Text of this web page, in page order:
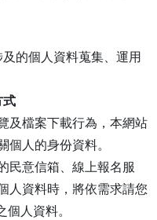
的個人資料蒐集、運用
式
及檔案下載行為，本網站
個人的身份資料。
民意信箱、線上報名服
人資料時，將依需求請您
人資料。